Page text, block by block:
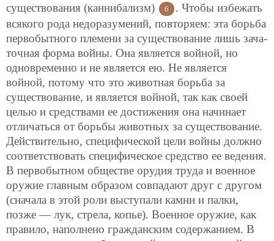
существования (каннибализм)
6
. Чтобы избежать
всякого рода недоразумений, повторяем: эта борьба
первобытного племени за существование лишь зача-
точная форма войны. Она является войной, но
одновременно и не является ею. Не является
войной, потому что это животная борьба за
существование, и является войной, так как своей
целью и средствами ее достижения она начинает
отличаться от борьбы животных за существование.
Действительно, специфической цели войны должно
соответствовать специфическое средство ее ведения.
В первобытном обществе орудия труда и военное
оружие главным образом совпадают друг с другом
(сначала в этой роли выступали камни и палки,
позже — лук, стрела, копье). Военное оружие, как
правило, наполнено гражданским содержанием. В